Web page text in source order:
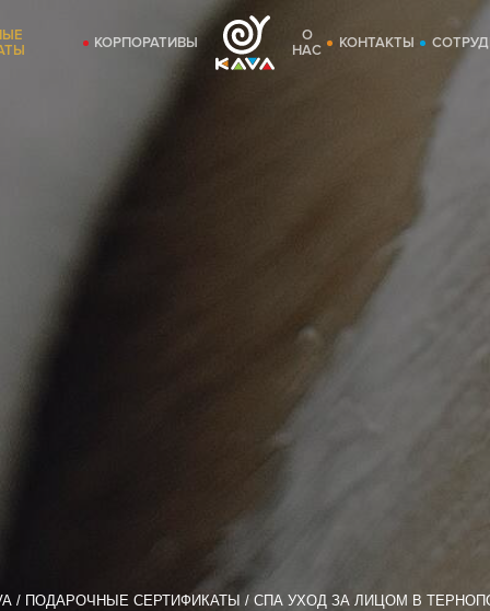
КОРПОРАТИВЫ
О
НАС
КОНТАКТЫ
ПОДАРОЧНЫЕ СЕРТИФИКАТЫ СПА УХОД ЗА ЛИЦОМ В